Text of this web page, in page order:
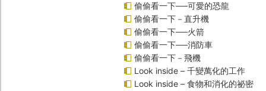
偷偷看一下──可愛的恐龍
偷偷看一下－直升機
偷偷看一下──火箭
偷偷看一下──消防車
偷偷看一下－飛機
Look inside – 千變萬化的工作
Look inside – 食物和消化的祕密